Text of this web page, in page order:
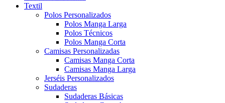
Textil
Polos Personalizados
Polos Manga Larga
Polos Técnicos
Polos Manga Corta
Camisas Personalizadas
Camisas Manga Corta
Camisas Manga Larga
Jerséis Personalizados
Sudaderas
Sudaderas Básicas